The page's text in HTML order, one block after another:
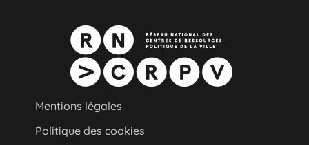
Mentions légales
Politique des cookies